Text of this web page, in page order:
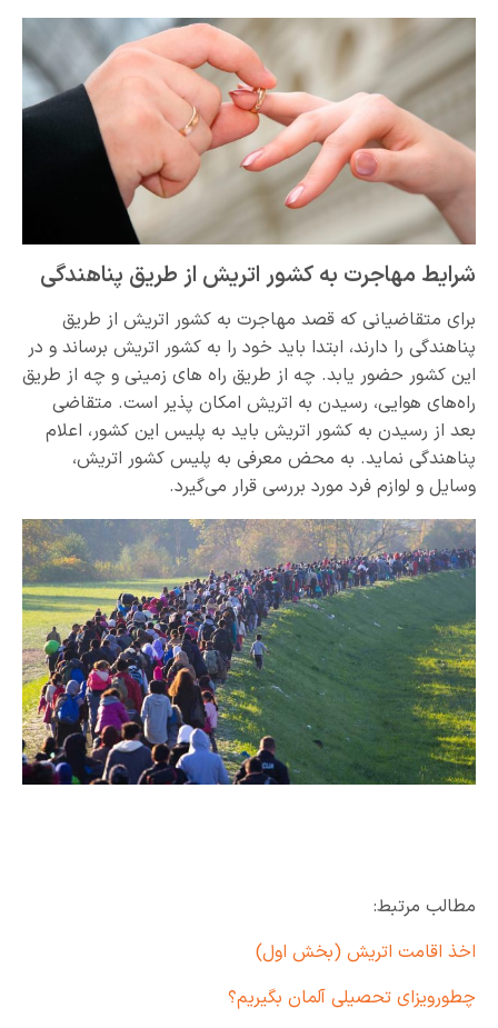
شرایط مهاجرت به کشور اتریش از طریق پناهندگی
برای متقاضیانی که قصد مهاجرت به کشور اتریش از طریق
پناهندگی را دارند، ابتدا باید خود را به کشور اتریش برساند و در
این کشور حضور یابد. چه از طریق راه های زمینی و چه از طریق
راه‌های هوایی، رسیدن به اتریش امکان پذیر است. متقاضی
بعد از رسیدن به کشور اتریش باید به پلیس این کشور، اعلام
پناهندگی نماید. به محض معرفی به پلیس کشور اتریش،
وسایل و لوازم فرد مورد بررسی قرار می‌گیرد.
مطالب مرتبط:
اخذ اقامت اتریش (بخش اول)
چطورویزای تحصیلی آلمان بگیریم؟